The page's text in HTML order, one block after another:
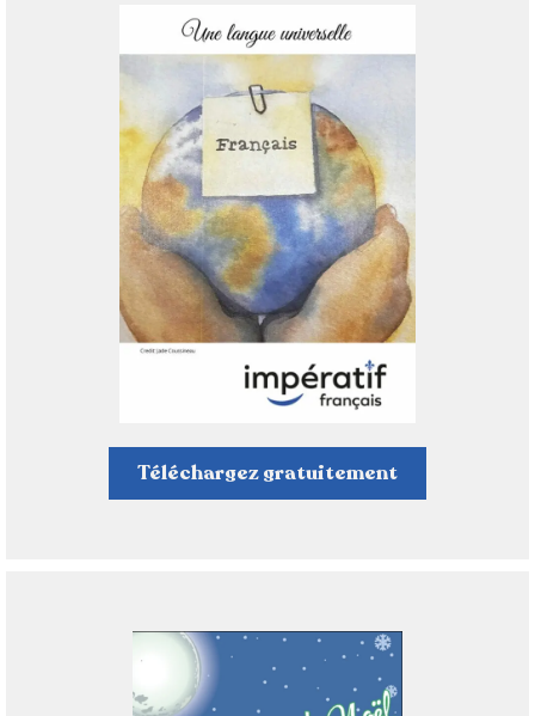
Téléchargez gratuitement